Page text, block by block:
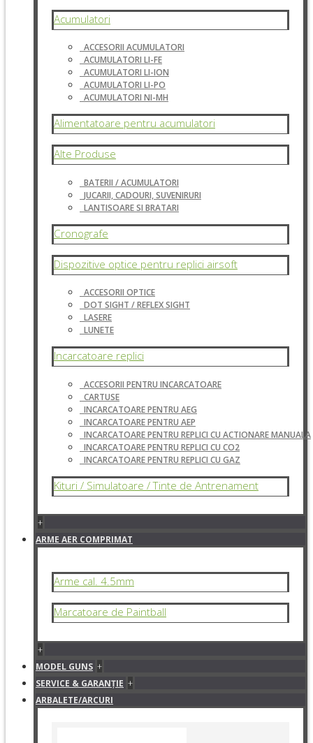
Acumulatori
ACCESORII ACUMULATORI
ACUMULATORI LI-FE
ACUMULATORI LI-ION
ACUMULATORI LI-PO
ACUMULATORI NI-MH
Alimentatoare pentru acumulatori
Alte Produse
BATERII / ACUMULATORI
JUCARII, CADOURI, SUVENIRURI
LANTISOARE SI BRATARI
Cronografe
Dispozitive optice pentru replici airsoft
ACCESORII OPTICE
DOT SIGHT / REFLEX SIGHT
LASERE
LUNETE
Incarcatoare replici
ACCESORII PENTRU INCARCATOARE
CARTUSE
INCARCATOARE PENTRU AEG
INCARCATOARE PENTRU AEP
INCARCATOARE PENTRU REPLICI CU ACTIONARE MANUALA
INCARCATOARE PENTRU REPLICI CU CO2
INCARCATOARE PENTRU REPLICI CU GAZ
Kituri / Simulatoare / Tinte de Antrenament
+
ARME AER COMPRIMAT
Arme cal. 4.5mm
Marcatoare de Paintball
+
MODEL GUNS +
SERVICE & GARANŢIE +
ARBALETE/ARCURI